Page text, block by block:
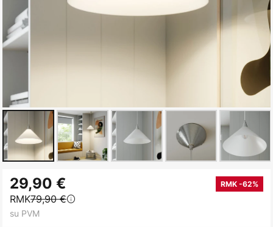
to
the
beginning
29,90 € RMK -62%
RMK79,90 €
su PVM